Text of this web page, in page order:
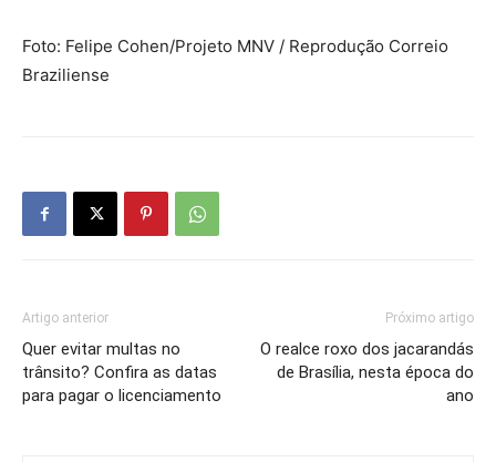
Foto: Felipe Cohen/Projeto MNV / Reprodução Correio
Braziliense
Artigo anterior
Quer evitar multas no
trânsito? Confira as datas
para pagar o licenciamento
Próximo artigo
O realce roxo dos jacarandás
de Brasília, nesta época do
ano